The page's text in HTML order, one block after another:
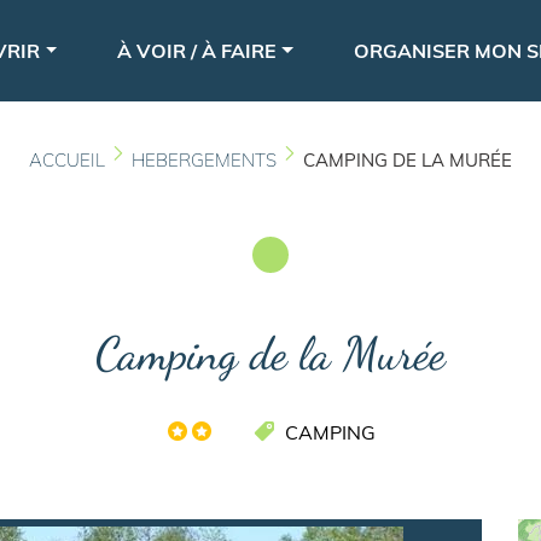
au
principal
À VOIR / À FAIRE ORGANISER MON
ACCUEIL HEBERGEMENTS CAMPING DE LA MURÉE
Camping de la Murée
CAMPING